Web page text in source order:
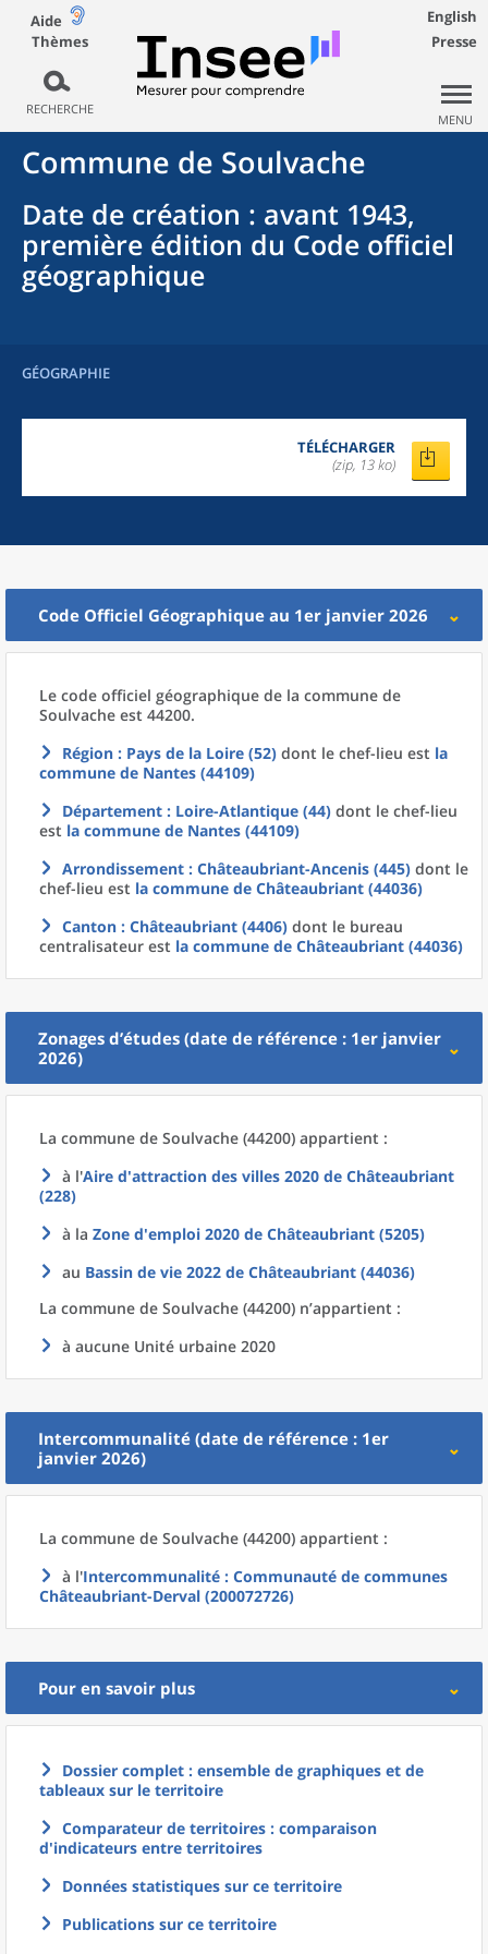
Aide
Thèmes
RECHERCHE
English
Presse
MENU
Commune de Soulvache
Date de création : avant 1943,
première édition du Code officiel
géographique
GÉOGRAPHIE
TÉLÉCHARGER
(zip, 13 ko)
Code Officiel Géographique au 1er janvier 2026
Le code officiel géographique de la commune de
Soulvache est 44200.
Région : Pays de la Loire (52) dont le chef-lieu est la
commune de Nantes (44109)
Département : Loire-Atlantique (44) dont le chef-lieu
est la commune de Nantes (44109)
Arrondissement : Châteaubriant-Ancenis (445) dont le
chef-lieu est la commune de Châteaubriant (44036)
Canton : Châteaubriant (4406) dont le bureau
centralisateur est la commune de Châteaubriant (44036)
Zonages d’études (date de référence : 1er janvier
2026)
La commune de Soulvache (44200) appartient :
à l'Aire d'attraction des villes 2020 de Châteaubriant
(228)
à la Zone d'emploi 2020 de Châteaubriant (5205)
au Bassin de vie 2022 de Châteaubriant (44036)
La commune de Soulvache (44200) n’appartient :
à aucune Unité urbaine 2020
Intercommunalité (date de référence : 1er
janvier 2026)
La commune de Soulvache (44200) appartient :
à l'Intercommunalité : Communauté de communes
Châteaubriant-Derval (200072726)
Pour en savoir plus
Dossier complet : ensemble de graphiques et de
tableaux sur le territoire
Comparateur de territoires : comparaison
d'indicateurs entre territoires
Données statistiques sur ce territoire
Publications sur ce territoire